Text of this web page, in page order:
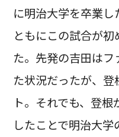
に明治大学を卒業し
ともにこの試合が
た。先発の吉田は
た状況だったが、
ト。それでも、登
したことで明治大